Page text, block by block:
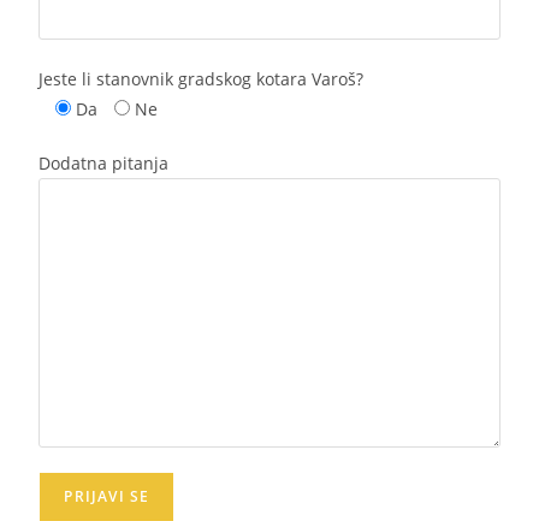
Jeste li stanovnik gradskog kotara Varoš?
Da
Ne
Dodatna pitanja